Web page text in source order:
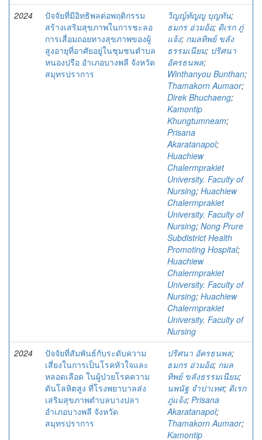
2024
ปัจจัยที่มีอิทธิพลต่อพฤติกรรม
สร้างเสริมสุขภาพในการชะลอ
การเสื่อมถอยทางสุขภาพของผู้
สูงอายุที่อาศัยอยู่ในชุมชนตำบล
หนองปรือ อำเภอบางพลี จังหวัด
สมุทรปราการ
วิญญ์ทัญญู บุญทัน;
ธมกร อ่วมอ้อ; ดิเรก ภู่
แจ้ง; กมลทิพย์ ขลัง
ธรรมเนียม; ปริศนา
อัครธนพล;
Winthanyou Bunthan;
Thamakorn Aumaor;
Direk Bhuchaeng;
Kamontip
Khungtumneam;
Prisana
Akaratanapol;
Huachiew
Chalermprakiet
University. Faculty of
Nursing; Huachiew
Chalermprakiet
University. Faculty of
Nursing; Nong Prure
Subdistrict Health
Promoting Hospital;
Huachiew
Chalermprakiet
University. Faculty of
Nursing; Huachiew
Chalermprakiet
University. Faculty of
Nursing
2024
ปัจจัยที่สัมพันธ์กับระดับความ
เสี่ยงในการเป็นโรคหัวใจและ
หลอดเลือด ในผู้ป่วยโรคความ
ดันโลหิตสูง ที่โรงพยาบาลส่ง
เสริมสุขภาพตำบลบางปลา
อำเภอบางพลี จังหวัด
สมุทรปราการ
ปริศนา อัครธนพล;
ธมกร อ่วมอ้อ; กมล
ทิพย์ ขลังธรรมเนียม;
นพนัฐ จำปาเทศ; ดิเรก
ภู่แจ้ง; Prisana
Akaratanapol;
Thamakorn Aumaor;
Kamontip